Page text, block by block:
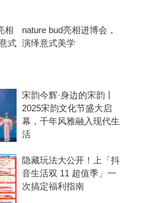
nature bud亮相进博会，
演绎意式美学
宋韵今辉·身边的宋韵丨
2025宋韵文化节盛大启
幕，千年风雅融入现代生
活
隐藏玩法大公开！上「抖
音生活双 11 超值季」一
次搞定福利指南